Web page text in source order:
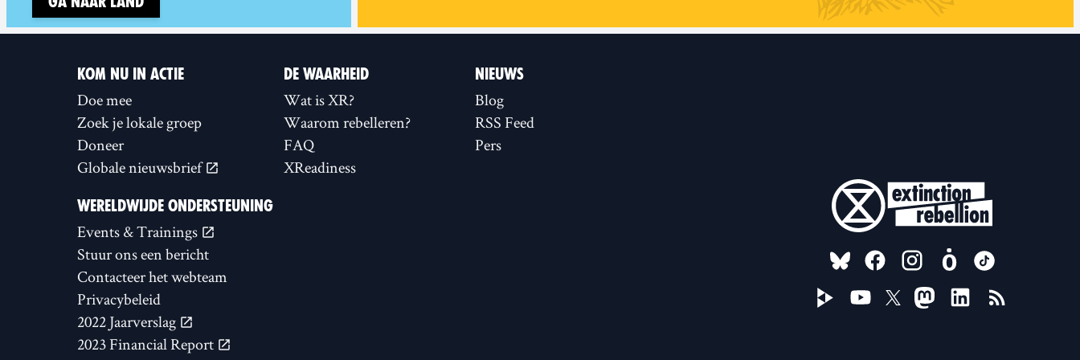
KOM NU IN ACTIE
Doe mee
Zoek je lokale groep
Doneer
Globale nieuwsbrief
DE WAARHEID
Wat is XR?
Waarom rebelleren?
FAQ
XReadiness
NIEUWS
Blog
RSS Feed
Pers
WERELDWIJDE ONDERSTEUNING
Events & Trainings
Stuur ons een bericht
Contacteer het webteam
Privacybeleid
2022 Jaarverslag
2023 Financial Report
FOLLOW US ON